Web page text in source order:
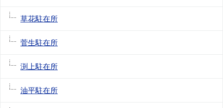
草花駐在所
菅生駐在所
渕上駐在所
油平駐在所